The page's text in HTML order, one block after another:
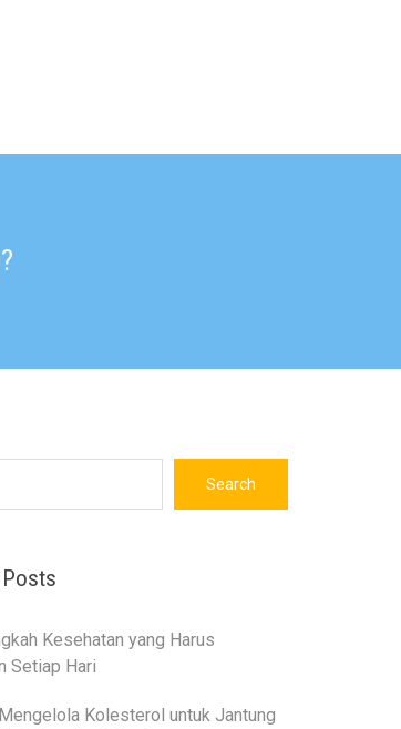
Search
Kesehatan yang Harus
Setiap Hari
Kolesterol untuk Jantung